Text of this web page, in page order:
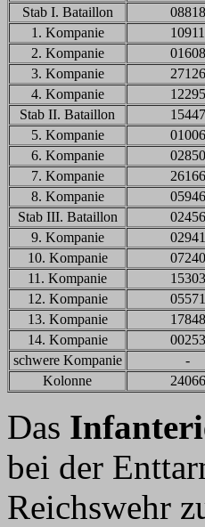
Stab I. Bataillon
08818
1. Kompanie
10911
2. Kompanie
01608
3. Kompanie
27126
4. Kompanie
12295
Stab II. Bataillon
15447
5. Kompanie
01006
6. Kompanie
02850
7. Kompanie
26166
8. Kompanie
05946
Stab III. Bataillon
02456
9. Kompanie
02941
10. Kompanie
07240
11. Kompanie
15303
12. Kompanie
05571
13. Kompanie
17848
14. Kompanie
00253
schwere Kompanie
-
Kolonne
24066
Das
bei der
Reichswehr